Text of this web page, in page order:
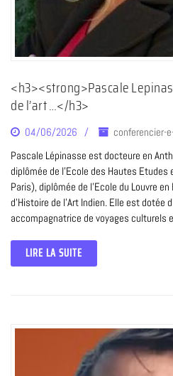
<h3><strong>Pascale
de l’art …</h3>
04/06/2026
conferencier-
Pascale Lépinasse est docteure en
diplômée de l’Ecole des Hautes
Paris), diplômée de l’Ecole du Louvre
d’Histoire de l’Art Indien. Elle est dotée
accompagnatrice de voyages culturels
LIRE LA SUITE